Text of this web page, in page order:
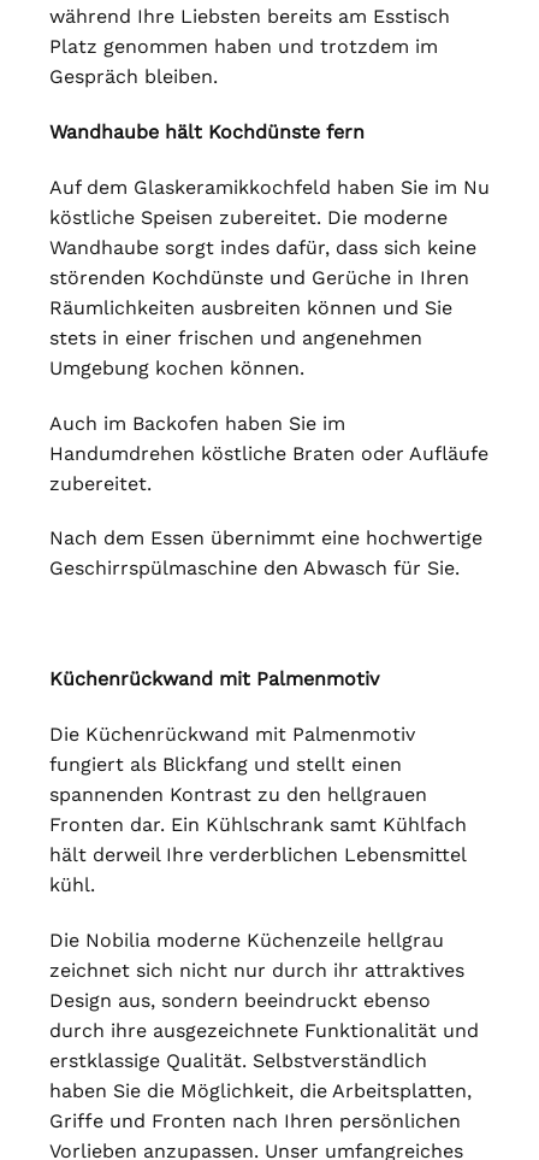
während Ihre Liebsten bereits am Esstisch
Platz genommen haben und trotzdem im
Gespräch bleiben.
Wandhaube hält Kochdünste fern
Auf dem Glaskeramikkochfeld haben Sie im Nu
köstliche Speisen zubereitet. Die moderne
Wandhaube sorgt indes dafür, dass sich keine
störenden Kochdünste und Gerüche in Ihren
Räumlichkeiten ausbreiten können und Sie
stets in einer frischen und angenehmen
Umgebung kochen können.
Auch im Backofen haben Sie im
Handumdrehen köstliche Braten oder Aufläufe
zubereitet.
Nach dem Essen übernimmt eine hochwertige
Geschirrspülmaschine den Abwasch für Sie.
Küchenrückwand mit Palmenmotiv
Die Küchenrückwand mit Palmenmotiv
fungiert als Blickfang und stellt einen
spannenden Kontrast zu den hellgrauen
Fronten dar. Ein Kühlschrank samt Kühlfach
hält derweil Ihre verderblichen Lebensmittel
kühl.
Die Nobilia moderne Küchenzeile hellgrau
zeichnet sich nicht nur durch ihr attraktives
Design aus, sondern beeindruckt ebenso
durch ihre ausgezeichnete Funktionalität und
erstklassige Qualität. Selbstverständlich
haben Sie die Möglichkeit, die Arbeitsplatten,
Griffe und Fronten nach Ihren persönlichen
Vorlieben anzupassen. Unser umfangreiches